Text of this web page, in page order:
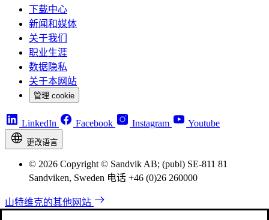
下载中心
新闻和媒体
关于我们
职业生涯
数据隐私
关于本网站
管理 cookie
LinkedIn Facebook Instagram Youtube
更改语言
© 2026 Copyright © Sandvik AB; (publ) SE-811 81
Sandviken, Sweden 电话 +46 (0)26 260000
山特维克的其他网站